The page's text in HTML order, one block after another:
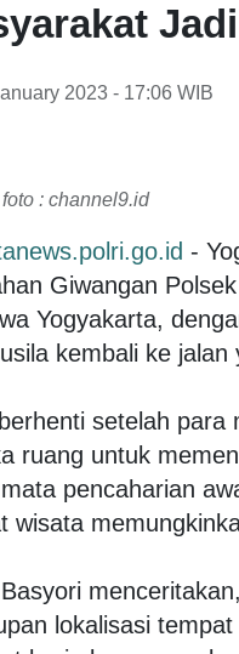
2023 - 17:06WIB
: channel9.id
-
Giwangan
Yogyakarta,
kembali ke jalan
setelah para
ruang untuk
mata pencaharian
wisata
lokalisasi